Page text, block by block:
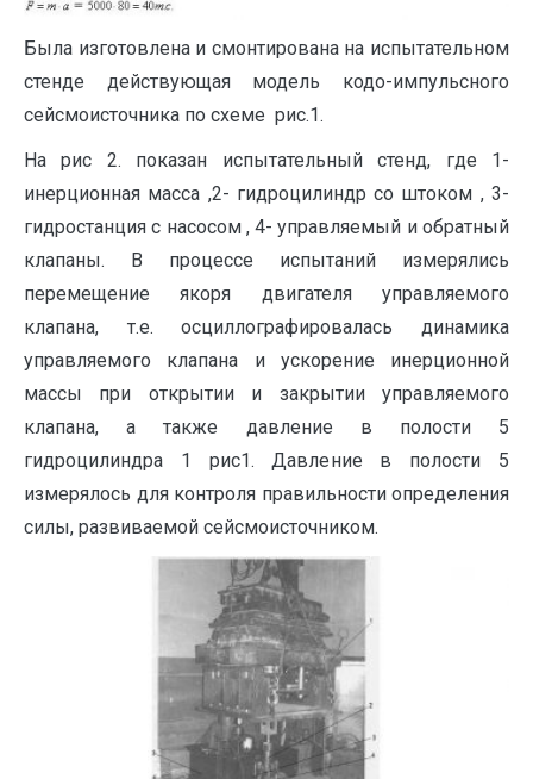
Была изготовлена и смонтирована на испытательном
стенде действующая модель кодо-импульсного
сейсмоисточника по схеме рис.1.
На рис 2. показан испытательный стенд, где 1-
инерционная масса ,2- гидроцилиндр со штоком , 3-
гидростанция с насосом , 4- управляемый и обратный
клапаны. В процессе испытаний измерялись
перемещение якоря двигателя управляемого
клапана, т.е. осциллографировалась динамика
управляемого клапана и ускорение инерционной
массы при открытии и закрытии управляемого
клапана, а также давление в полости 5
гидроцилиндра 1 рис1. Давление в полости 5
измерялось для контроля правильности определения
силы, развиваемой сейсмоисточником.